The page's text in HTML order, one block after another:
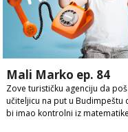
Mali Marko ep. 84
Zove turističku agenciju da
učiteljicu na put u Budimpeštu
bi imao kontrolni iz